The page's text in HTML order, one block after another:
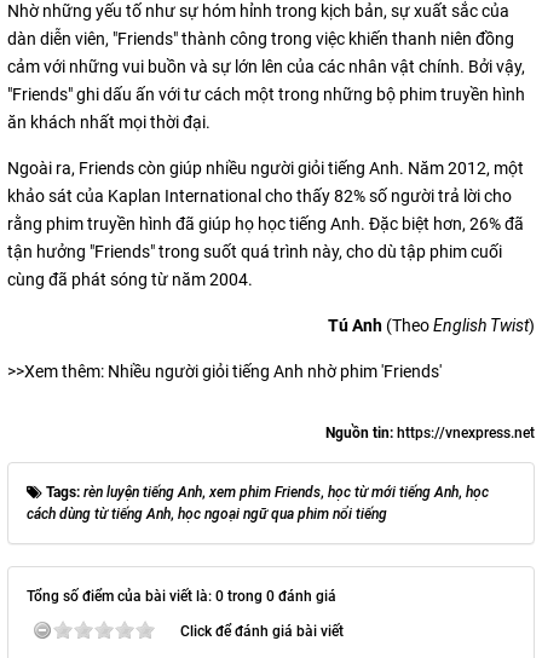
Nhờ những yếu tố như sự hóm hỉnh trong kịch bản, sự xuất sắc của
dàn diễn viên, "Friends" thành công trong việc khiến thanh niên đồng
cảm với những vui buồn và sự lớn lên của các nhân vật chính. Bởi vậy,
"Friends" ghi dấu ấn với tư cách một trong những bộ phim truyền hình
ăn khách nhất mọi thời đại.
Ngoài ra, Friends còn giúp nhiều người giỏi tiếng Anh. Năm 2012, một
khảo sát của Kaplan International cho thấy 82% số người trả lời cho
rằng phim truyền hình đã giúp họ học tiếng Anh. Đặc biệt hơn, 26% đã
tận hưởng "Friends" trong suốt quá trình này, cho dù tập phim cuối
cùng đã phát sóng từ năm 2004.
Tú Anh (TheoEnglish Twist)
>>Xem thêm: Nhiều người giỏi tiếng Anh nhờ phim 'Friends'
Nguồn tin: https://vnexpress.net
Tags: rèn luyện tiếng Anh,xem phim Friends, học từ mới tiếng Anh, học
cách dùng từ tiếng Anh, học ngoại ngữ qua phim nổi tiếng
Tổng số điểm của bài viết là: 0 trong 0 đánh giá
Click để đánh giá bài viết